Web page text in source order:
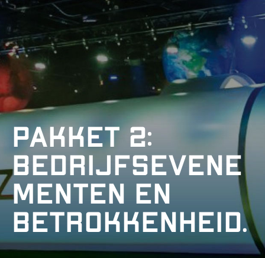
Pakket 2:
Bedrijfsevene
menten en
betrokkenheid.